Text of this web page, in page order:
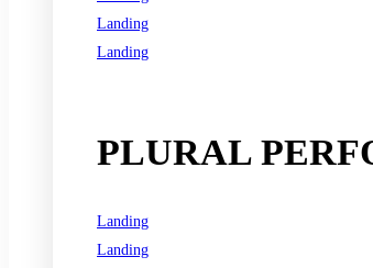
Landing
Landing
PLURAL
Landing
Landing